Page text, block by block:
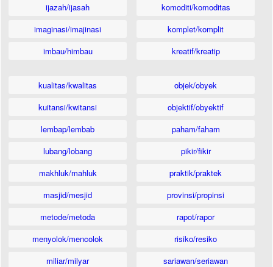
ijazah/ijasah
imaginasi/imajinasi
imbau/himbau
komoditi/komoditas
komplet/komplit
kreatif/kreatip
kualitas/kwalitas
kuitansi/kwitansi
lembap/lembab
lubang/lobang
makhluk/mahluk
masjid/mesjid
metode/metoda
menyolok/mencolok
miliar/milyar
objek/obyek
objektif/obyektif
paham/faham
pikir/fikir
praktik/praktek
provinsi/propinsi
rapot/rapor
risiko/resiko
sariawan/seriawan